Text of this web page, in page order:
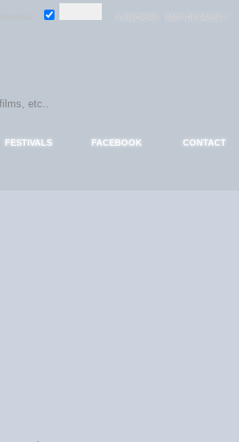
FESTIVALS FACEBOOK CONTACT